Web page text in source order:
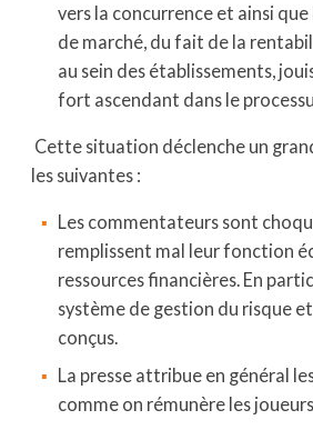
vers la concurrence et ainsi
de marché, du fait de la
au sein des établissements,
fort ascendant dans le
Cette situation déclenche un
les suivantes :
Les commentateurs sont
remplissent mal leur fonction
ressources financières. En
système de gestion du risque
conçus.
La presse attribue en général
comme on rémunère les